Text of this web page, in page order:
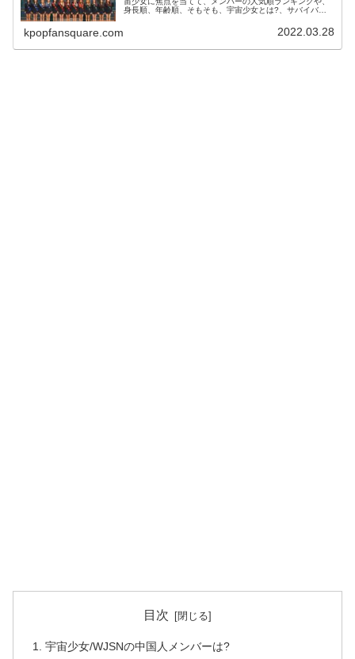
身長順、年齢順、そもそも、宇宙少女とは?、サバイバル
kpopfansquare.com 2022.03.28
目次
宇宙少女/WJSNの中国人メンバーは?